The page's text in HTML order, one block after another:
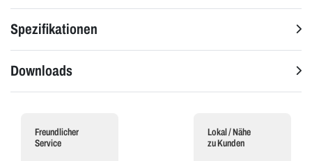
Spezifikationen
Downloads
Freundlicher
Service
Lokal / Nähe
zu Kunden